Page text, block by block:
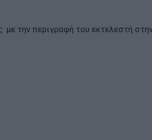
με την περιγραφή του εκτελεστή